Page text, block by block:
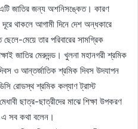
এটি জাতির জন্য অশনিসঙ্কেত। কারণ
থাকলে আগামী দিনে দেশ অন্ধকারে
মেয়ে তার পরিবারের সামগ্রিক
জাতির মেরুদন্ড। খুলনা মহানগরী শ্রমিক
ও আন্তর্জাতিক শ্রমিক দিবস উদযাপন
রোডস্থ শ্রমিক কল্যাণ ট্রাস্ট
ছাত্র-ছাত্রীদের মাঝে শিক্ষা উপকরণ
এ সব কথা বলেন।